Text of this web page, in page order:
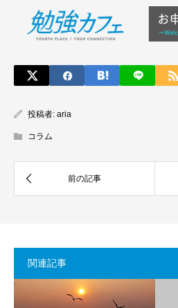
投稿者: aria
コラム
関連記事